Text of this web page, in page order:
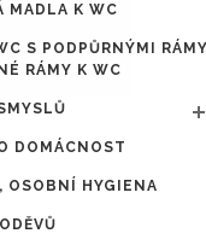
MADLA K WC
S PODPŮRNÝMI RÁMY
RÁMY K WC
DOMÁCNOST
OSOBNÍ HYGIENA